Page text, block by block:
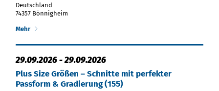
Deutschland
74357 Bönnigheim
Mehr
29.09.2026 -29.09.2026
Plus Size Größen – Schnitte mit perfekter
Passform & Gradierung (155)